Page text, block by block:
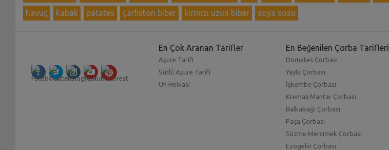
havuç
kabak patates çarliston biber kırmızı uzun biber soya sosu
En Çok Aranan Tarifler
Aşure Tarifi
Sütlü Aşure Tarifi
Un Helvası
En Beğenilen Çorba Tarifleri
Domates Çorbası
Yayla Çorbası
İşkembe Çorbası
Kremalı Mantar Çorbası
Balkabağı Çorbası
Paça Çorbası
Süzme Mercimek Çorbası
Ezogelin Çorbası